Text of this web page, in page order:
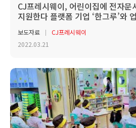
CJ프레시웨이, 어린이집에 전자문
지원한다 플랫폼 기업 ‘한그루’와
보도자료
CJ프레시웨이
2022.03.21